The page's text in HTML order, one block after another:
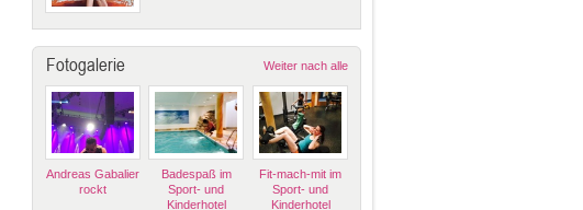
Fotogalerie Weiter nach alle
Andreas Gabalier
rockt
Badespaß im
Sport- und
Kinderhotel
Fit-mach-mit im
Sport- und
Kinderhotel